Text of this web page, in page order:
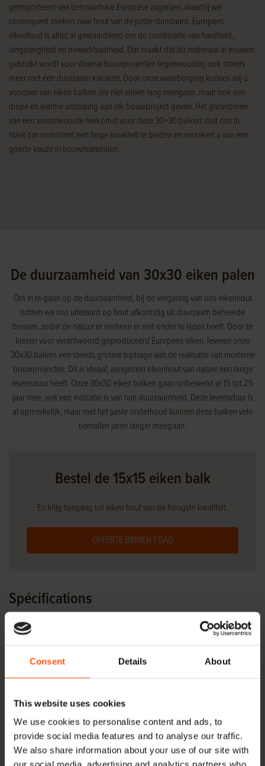
Consent Details About
This website uses cookies
We use cookies to personalise content and ads, to
provide social media features and to analyse our traffic.
We also share information about your use of our site with
geïmporteerd van betrouwbare Europese zagerijen, waarbij we
consequent zoeken naar hout van de juiste standaard. Europees
eikenhout is altijd al gewaardeerd om de combinatie van hardheid,
langdurigheid en bewerkbaarheid. Dat maakt dat dit materiaal al eeuwen
gebruikt wordt voordiverse bouwprojecten tegenwoordig ook steeds
meermet een duurzaam karakter. Door onze waarborging kunnen wij u
voorzien van eiken balken die niet alleen lang meegaan, maar ook een
diepe en warme uitstraling aan elk bouwproject geven. Het garanderen
van een verantwoorde herkomst voor deze 30×30 balken stelt ons in
staat om consistent een hoge kwaliteit te bieden en verzekert u van een
goede keuze in bouwmaterialen.
De duurzaamheid van 30x30 eiken palen
Om in te gaan op de duurzaamheid, bij de vergaring van ons eikenhout
richten we ons uiteraard op hout afkomstig uit duurzaam beheerde
bossen, zodat de natuur er omheen er niet onder te lijden heeft. Door te
kiezen voor verantwoord geproduceerd Europees eiken, leveren onze
30x30 balken een steeds grotere bijdrage aan de realisatie van moderne
bouwprojecten. Dit is ideaal, aangezien eikenhout van nature een lange
levensduur heeft. Onze 30x30 eiken balken gaan onbewerkt al 15 tot 25
jaar mee, wat een indicatie is van hun duurzaamheid. Deze levensduur is
al opmerkelijk, maar met het juiste onderhoud kunnen deze balken vele
tientallen jaren langer meegaan.
Bestel de 15x15 eiken balk
En krijg toegang tot eiken hout van de hoogste kwaliteit.
OFFERTE BINNEN 1 DAG
Spécifications
Type de bois
Travail du
Sciage fin
tête
Zou onder
andere
verzaagd
15x30 / 10x30
/ 7,5x30cm